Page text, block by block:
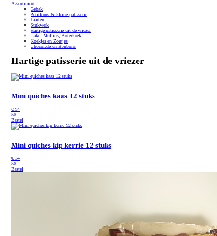
Assortiment
Gebak
Petitfours & kleine patisserie
Taarten
Stukwerk
Hartige patisserie uit de vriezer
Cake, Muffins, Boterkoek
Koekjes en Zoutjes
Chocolade en Bonbons
Hartige patisserie uit de vriezer
Mini quiches kaas 12 stuks
€ 14
50
Bestel
Mini quiches kip kerrie 12 stuks
€ 14
50
Bestel